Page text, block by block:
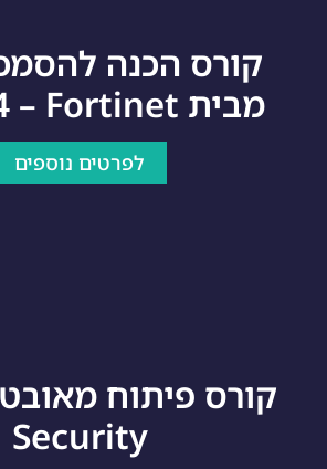
מבית Level 4 – Fortinet
לפרטים נוספים
Security